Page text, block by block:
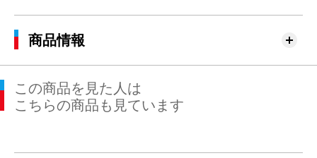
商品情報
この商品を見た人は
こちらの商品も見ています